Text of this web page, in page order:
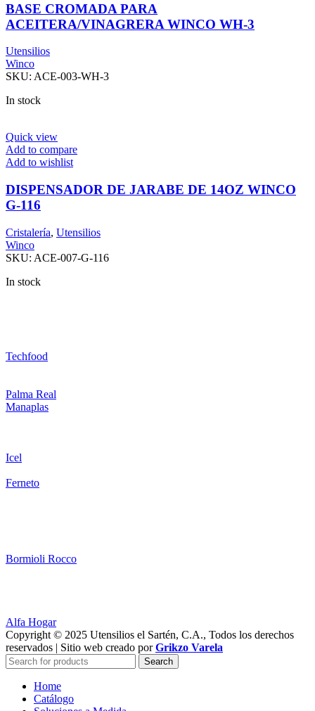
BASE CROMADA PARA
ACEITERA/VINAGRERA WINCO WH-3
Utensilios
Winco
SKU: ACE-003-WH-3
In stock
Quick view
Add to compare
Add to wishlist
DISPENSADOR DE JARABE DE 14OZ WINCO
G-116
Cristalería, Utensilios
Winco
SKU: ACE-007-G-116
In stock
Techfood
Palma Real
Manaplas
Icel
Ferneto
Bormioli Rocco
Alfa Hogar
Copyright © 2025 Utensilios el Sartén, C.A., Todos los derechos
reservados | Sitio web creado porGrikzo Varela
Search
Home
Catálogo